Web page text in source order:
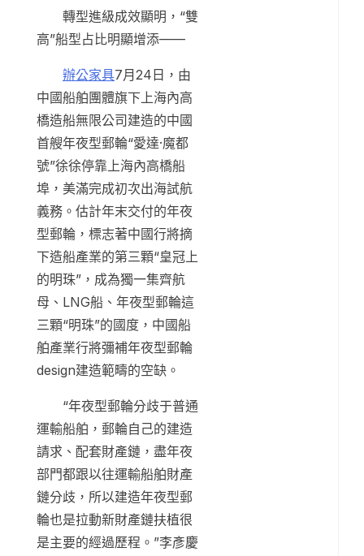
轉型進級成效顯明，“雙
高”船型占比明顯增添——
辦公家具7月24日，由
中國船舶團體旗下上海內高
橋造船無限公司建造的中國
首艘年夜型郵輪“愛達·魔都
號”徐徐停靠上海內高橋船
埠，美滿完成初次出海試航
義務。估計年末交付的年夜
型郵輪，標志著中國行將摘
下造船產業的第三顆“皇冠上
的明珠”，成為獨一集齊航
母、LNG船、年夜型郵輪這
三顆“明珠”的國度，中國船
舶產業行將彌補年夜型郵輪
design建造範疇的空缺。
“年夜型郵輪分歧于普通
運輸船舶，郵輪自己的建造
請求、配套財產鏈，盡年夜
部門都跟以往運輸船舶財產
鏈分歧，所以建造年夜型郵
輪也是拉動新財產鏈扶植很
是主要的經過歷程。”李彥慶